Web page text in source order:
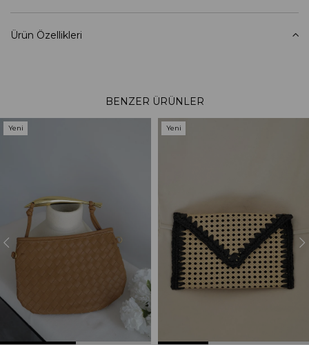
Ürün Özellikleri
BENZER ÜRÜNLER
Yeni
Yeni